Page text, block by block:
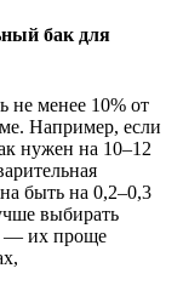
бак для
не менее 10% от
Например, если
нужен на 10–12
быть на 0,2–0,3
выбирать
— их проще